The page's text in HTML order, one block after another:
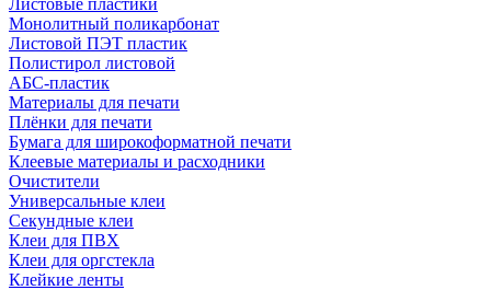
Листовые пластики
Монолитный поликарбонат
Листовой ПЭТ пластик
Полистирол листовой
АБС-пластик
Материалы для печати
Плёнки для печати
Бумага для широкоформатной печати
Клеевые материалы и расходники
Очистители
Универсальные клеи
Секундные клеи
Клеи для ПВХ
Клеи для оргстекла
Клейкие ленты